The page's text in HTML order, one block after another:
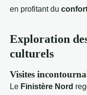
en profitant du
Exploration
culturels
Visites
Le Finistère Nord